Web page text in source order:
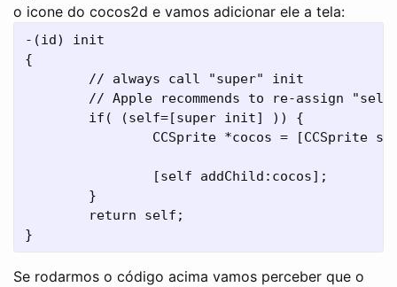
o icone do cocos2d e vamos adicionar ele a tela:
-(id) init
{
Se rodarmos o código acima vamos perceber que o